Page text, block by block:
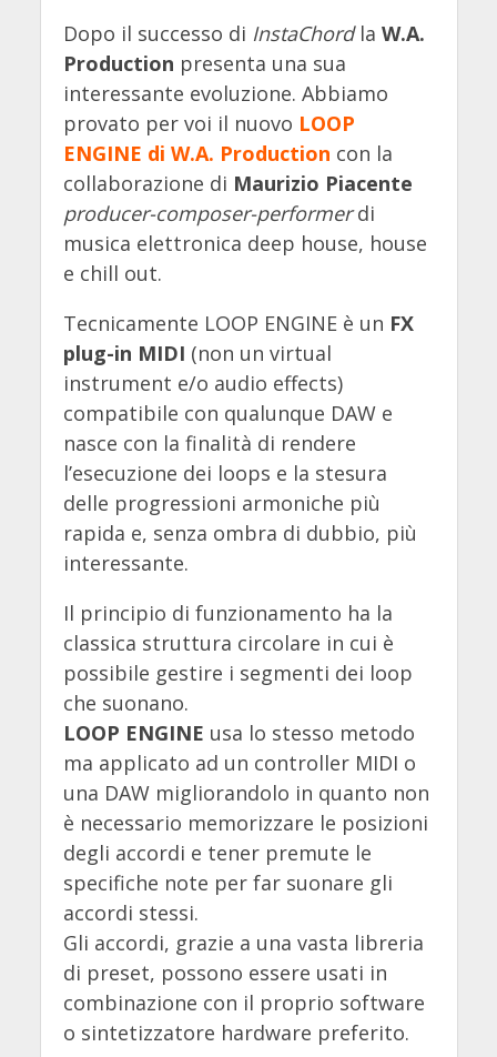
Dopo il successo di InstaChordla W.A.
Production presenta una sua
interessante evoluzione. Abbiamo
provato per voi il nuovo LOOP
ENGINE di W.A. Production con la
collaborazione di Maurizio Piacente
producer-composer-performerdi
musica elettronica deep house, house
e chill out.
Tecnicamente LOOP ENGINE è un FX
plug-in MIDI (non un virtual
instrument e/o audio effects)
compatibile con qualunque DAW e
nasce con la finalità di rendere
l’esecuzione dei loops e la stesura
delle progressioni armoniche più
rapida e, senza ombra di dubbio, più
interessante.
Il principio di funzionamento ha la
classica struttura circolare in cui è
possibile gestire i segmenti dei loop
che suonano.
LOOP ENGINE usa lo stesso metodo
ma applicato ad un controller MIDI o
una DAW migliorandolo in quanto non
è necessario memorizzare le posizioni
degli accordi e tener premute le
specifiche note per far suonare gli
accordi stessi.
Gli accordi, grazie a una vasta libreria
di preset, possono essere usati in
combinazione con il proprio software
o sintetizzatore hardware preferito.